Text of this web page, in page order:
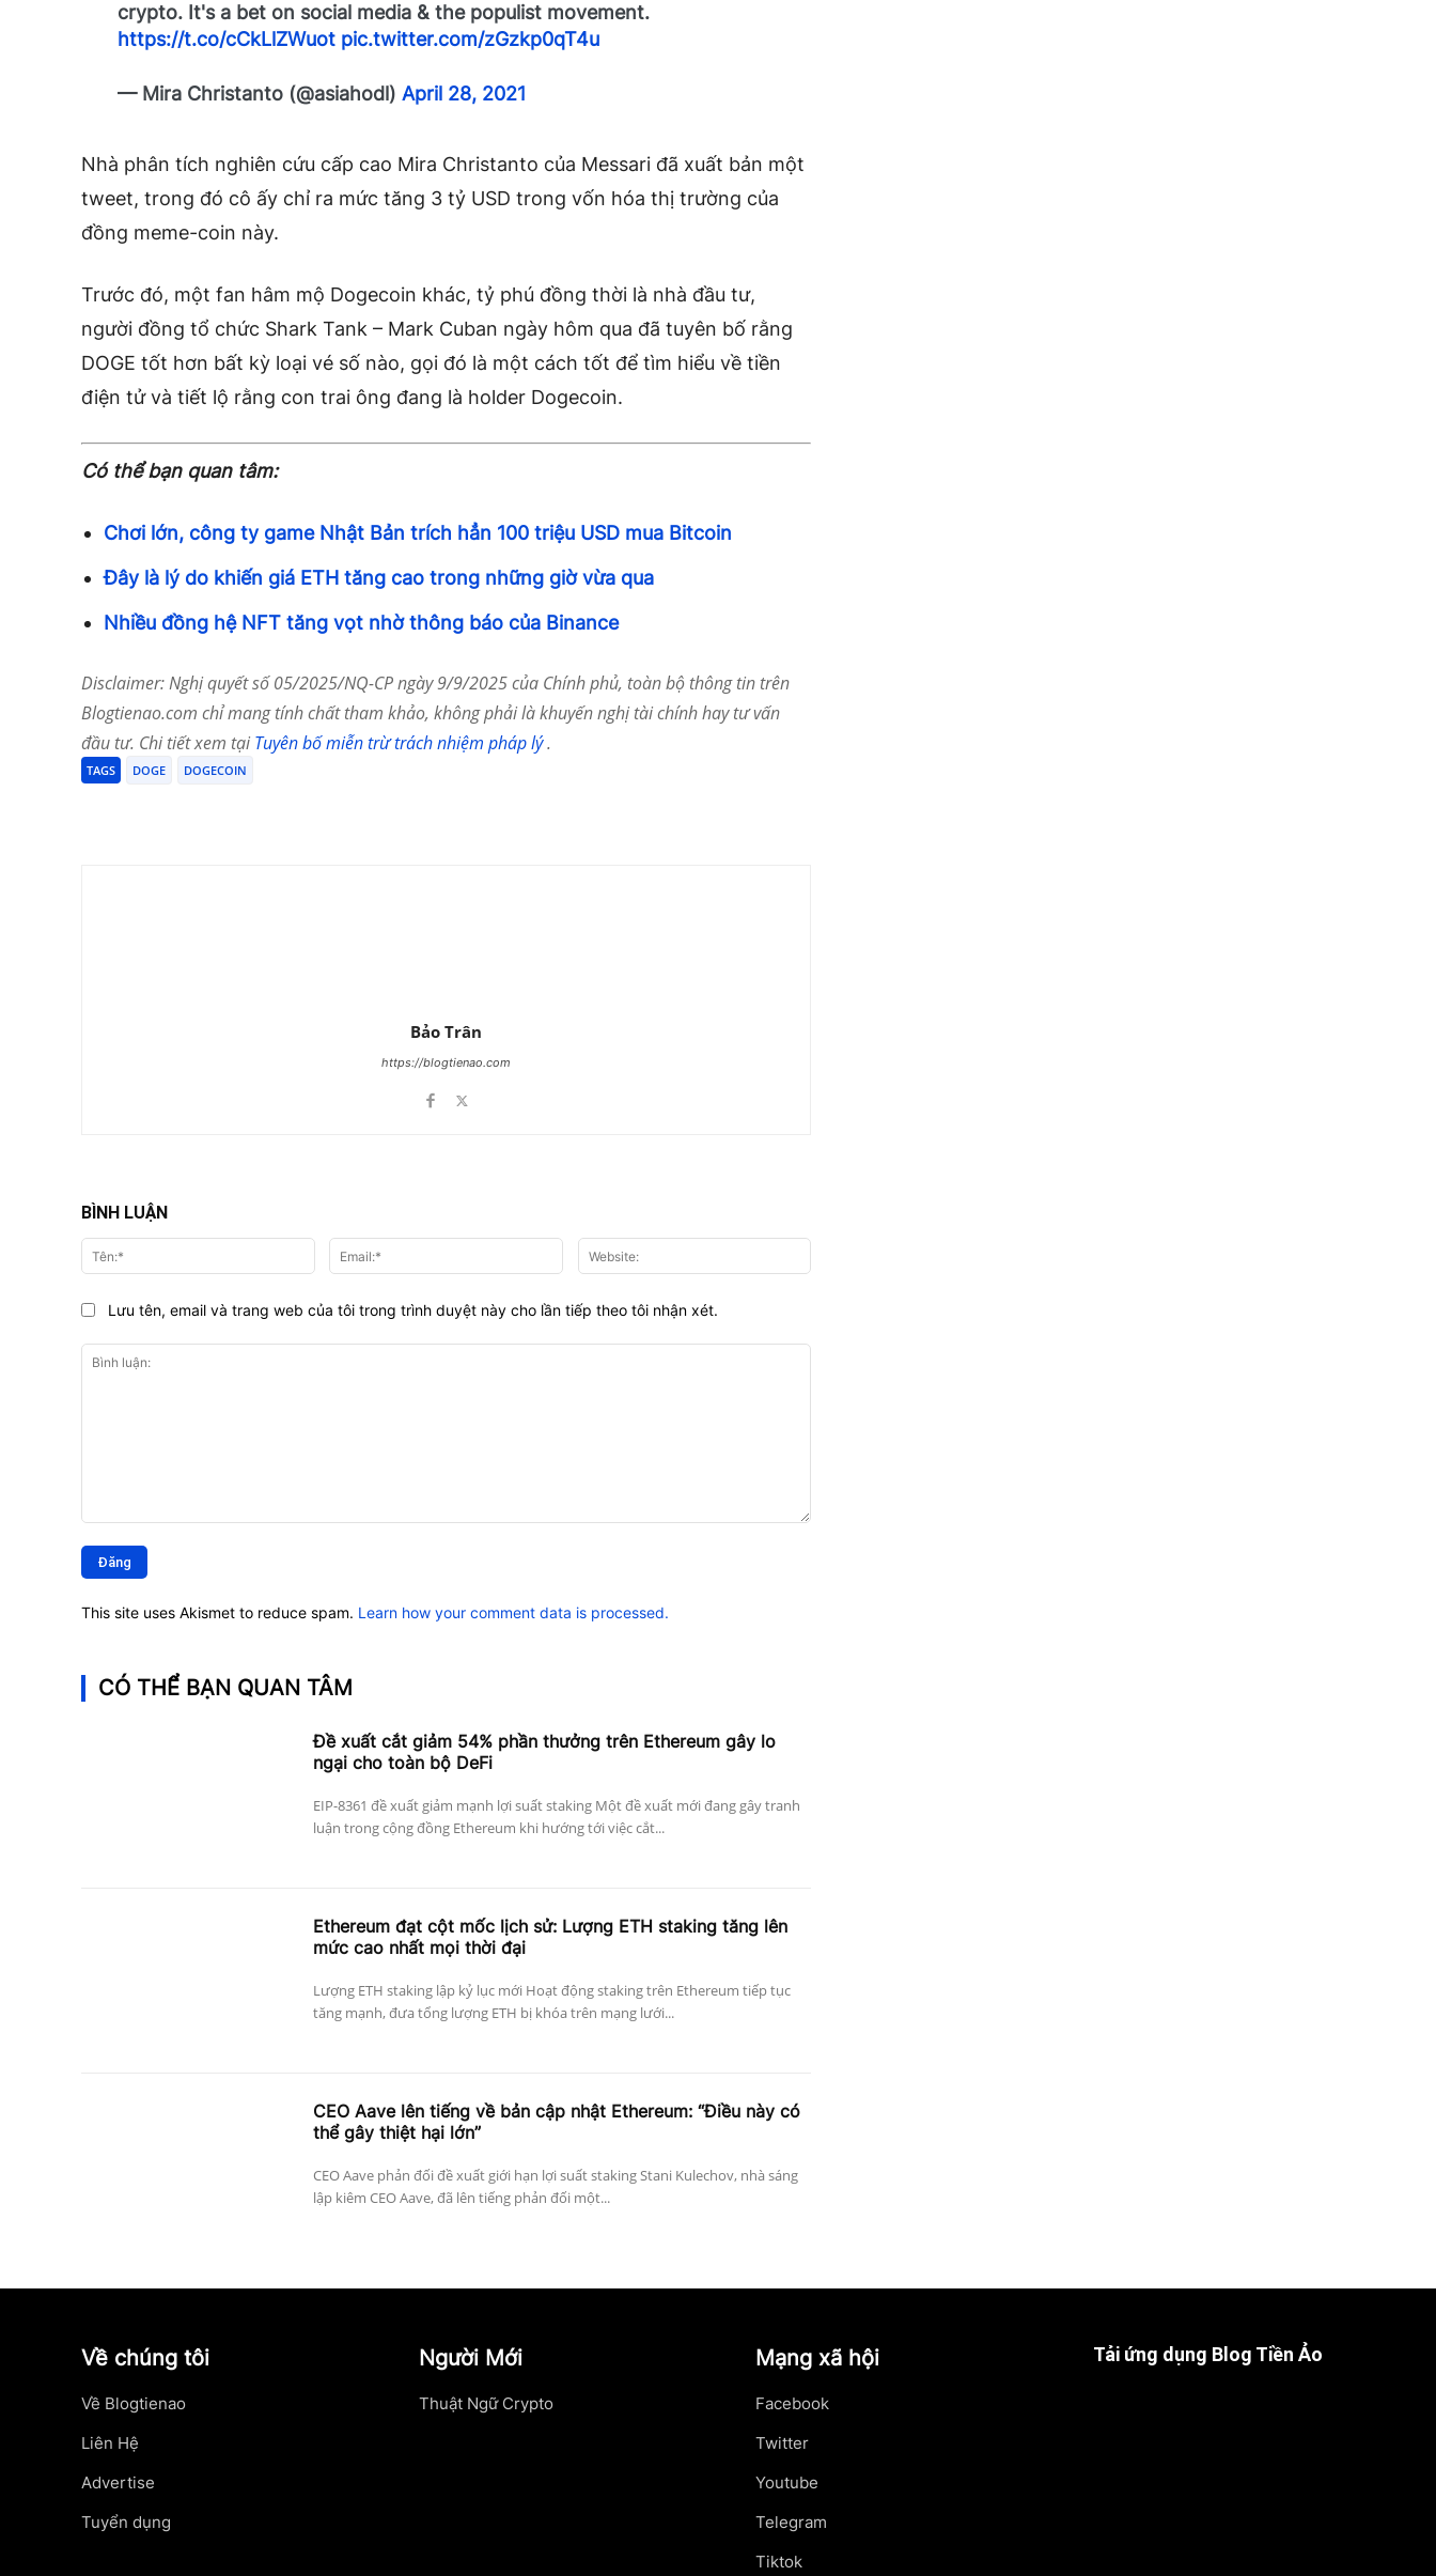
crypto. It's a bet on social media & the populist movement.
https://t.co/cCkLlZWuot pic.twitter.com/zGzkp0qT4u
— Mira Christanto (@asiahodl)April 28, 2021
Nhà phân tích nghiên cứu cấp cao Mira Christanto của Messari đã xuất bản một
tweet, trong đó cô ấy chỉ ra mức tăng 3 tỷ USD trong vốn hóa thị trường của
đồng meme-coin này.
Trước đó, một fan hâm mộ Dogecoin khác, tỷ phú đồng thời là nhà đầu tư,
người đồng tổ chức Shark Tank – Mark Cuban ngày hôm qua đã tuyên bố rằng
DOGE tốt hơn bất kỳ loại vé số nào, gọi đó là một cách tốt để tìm hiểu về tiền
điện tử và tiết lộ rằng con trai ông đang là holder Dogecoin.
Có thể bạn quan tâm:
Chơi lớn, công ty game Nhật Bản trích hẳn 100 triệu USD mua Bitcoin
Đây là lý do khiến giá ETH tăng cao trong những giờ vừa qua
Nhiều đồng hệ NFT tăng vọt nhờ thông báo của Binance
Disclaimer: Nghị quyết số 05/2025/NQ-CP ngày 9/9/2025 của Chính phủ, toàn bộ thông tin trên
Blogtienao.com chỉ mang tính chất tham khảo, không phải là khuyến nghị tài chính hay tư vấn
đầu tư. Chi tiết xem tạiTuyên bố miễn trừ trách nhiệm pháp lý.
TAGS DOGE DOGECOIN
Bảo Trân
https://blogtienao.com
BÌNH LUẬN
luận:
Tên:* Email:*
Lưu tên, email và trang web của tôi trong trình duyệt này cho lần tiếp theo tôi nhận xét.
This site uses Akismet to reduce spam. Learn how your comment data is processed.
CÓ THỂ BẠN QUAN TÂM
Đề xuất cắt giảm 54% phần thưởng trên Ethereum gây lo
ngại cho toàn bộ DeFi
EIP-8361 đề xuất giảm mạnh lợi suất staking Một đề xuất mới đang gây tranh
luận trong cộng đồng Ethereum khi hướng tới việc cắt...
Ethereum đạt cột mốc lịch sử: Lượng ETH staking tăng lên
mức cao nhất mọi thời đại
Lượng ETH staking lập kỷ lục mới Hoạt động staking trên Ethereum tiếp tục
tăng mạnh, đưa tổng lượng ETH bị khóa trên mạng lưới...
CEO Aave lên tiếng về bản cập nhật Ethereum: “Điều này có
thể gây thiệt hại lớn”
CEO Aave phản đối đề xuất giới hạn lợi suất staking Stani Kulechov, nhà sáng
lập kiêm CEO Aave, đã lên tiếng phản đối một...
Về chúng tôi
Về Blogtienao
Liên Hệ
Advertise
Tuyển dụng
Người Mới
Thuật Ngữ Crypto
Mạng xã hội
Facebook
Twitter
Youtube
Telegram
Tiktok
Tải ứng dụng Blog Tiền Ảo